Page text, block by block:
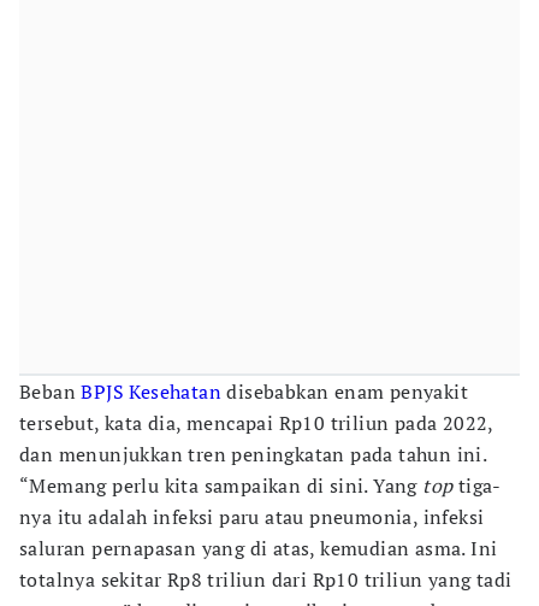
BebanBPJS Kesehatandisebabkan enam penyakit
tersebut, kata dia, mencapai Rp10 triliun pada 2022,
dan menunjukkan tren peningkatan pada tahun ini.
“Memang perlu kita sampaikan di sini. Yang toptiga-
nya itu adalah infeksi paru atau pneumonia, infeksi
saluran pernapasan yang di atas, kemudian asma. Ini
totalnya sekitar Rp8 triliun dari Rp10 triliun yang tadi